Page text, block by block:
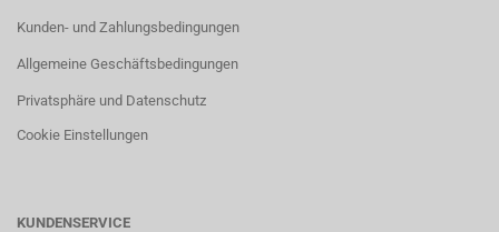
Kunden- und Zahlungsbedingungen
Allgemeine Geschäftsbedingungen
Privatsphäre und Datenschutz
Cookie Einstellungen
KUNDENSERVICE